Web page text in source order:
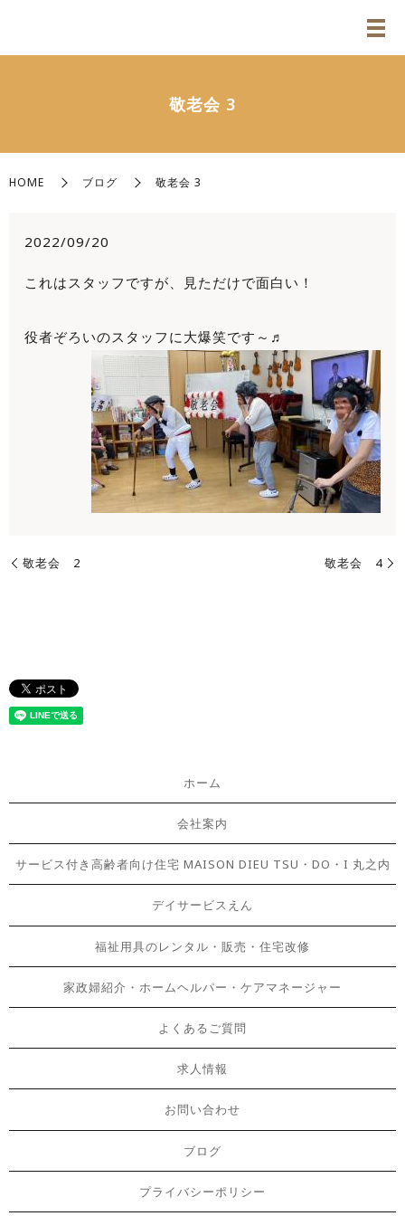
敬老会 3
HOME ブログ 敬老会 3
2022/09/20
これはスタッフですが、見ただけで面白い！
役者ぞろいのスタッフに大爆笑です～♬
敬老会 2 敬老会 4
ホーム
会社案内
サービス付き高齢者向け住宅 MAISON DIEU TSU・DO・I 丸之内
デイサービスえん
福祉用具のレンタル・販売・住宅改修
家政婦紹介・ホームヘルパー・ケアマネージャー
よくあるご質問
求人情報
お問い合わせ
ブログ
プライバシーポリシー